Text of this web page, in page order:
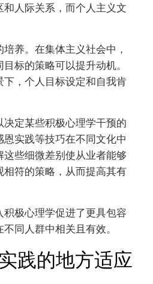
人际关系，而个人主义文
养。在集体主义社会中，
标的策略可以提升动机。
，个人目标设定和自我肯
定某些积极心理学干预的
实践等技巧在不同文化中
些细微差别使从业者能够
符的策略，从而提高其有
极心理学促进了更具包容
同人群中相关且有效。
践的地方适应